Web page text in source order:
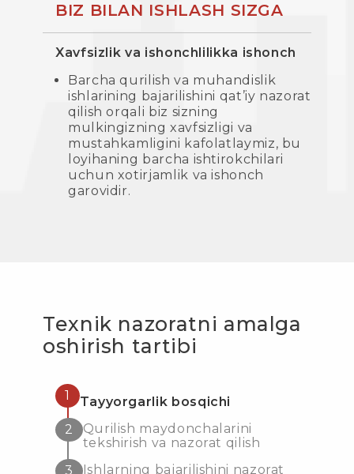
BIZ BILAN ISHLASH SIZGA
Xavfsizlik va ishonchlilikka ishonch
Barcha qurilish va muhandislik
ishlarining bajarilishini qat’iy nazorat
qilish orqali biz sizning
mulkingizning xavfsizligi va
mustahkamligini kafolatlaymiz, bu
loyihaning barcha ishtirokchilari
uchun xotirjamlik va ishonch
garovidir.
Texnik nazoratni amalga
oshirish tartibi
1
Tayyorgarlik bosqichi
2
Qurilish maydonchalarini
tekshirish va nazorat qilish
3
Ishlarning bajarilishini nazorat